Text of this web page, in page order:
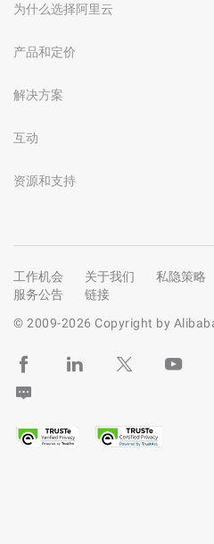
为什么选择阿里云
产品和定价
解决方案
互动
资源和支持
工作机会 关于我们 私隐策略
服务公告
链接
© 2009-2026 Copyright by